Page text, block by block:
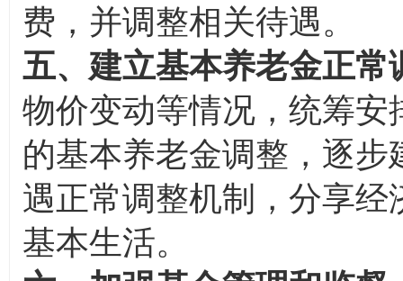
费，并调整相关待遇。
五、建立基本养老金正常
物价变动等情况，统筹
的基本养老金调整，逐
遇正常调整机制，分享
基本生活。